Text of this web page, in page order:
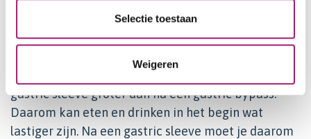
Selectie toestaan
Weigeren
Dat kan per persoon verschillen. Gemiddeld duurt
het 3 tot 6 weken voordat je goed bent hersteld. Let
korter of langer duren. De maagwond is na een
gastric sleeve groter dan na een gastric bypass.
Daarom kan eten en drinken in het begin wat
lastiger zijn. Na een gastric sleeve moet je daarom